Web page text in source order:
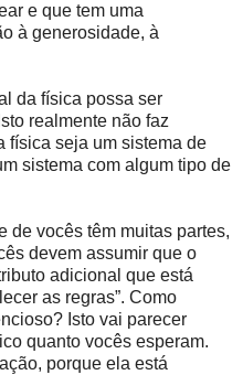
e que tem uma
à generosidade, à
da física possa ser
realmente não faz
física seja um sistema de
sistema com algum tipo de
de vocês têm muitas partes,
devem assumir que o
adicional que está
as regras”. Como
Isto vai parecer
quanto vocês esperam.
porque ela está